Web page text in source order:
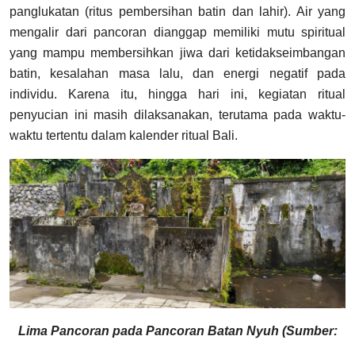
panglukatan (ritus pembersihan batin dan lahir). Air yang
mengalir dari pancoran dianggap memiliki mutu spiritual
yang mampu membersihkan jiwa dari ketidakseimbangan
batin, kesalahan masa lalu, dan energi negatif pada
individu. Karena itu, hingga hari ini, kegiatan ritual
penyucian ini masih dilaksanakan, terutama pada waktu-
waktu tertentu dalam kalender ritual Bali.
Lima Pancoran pada Pancoran Batan Nyuh (Sumber: